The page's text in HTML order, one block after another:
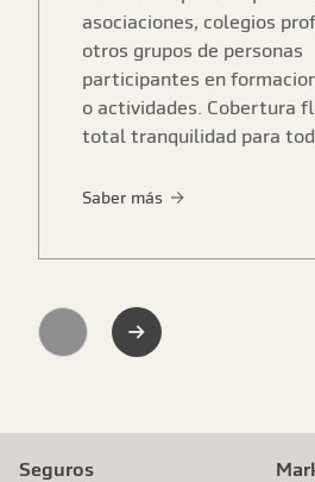
asociaciones, colegios
otros grupos de personas
participantes en
o actividades. Cobertura
total tranquilidad para
Saber más
Previous Next
Seguros